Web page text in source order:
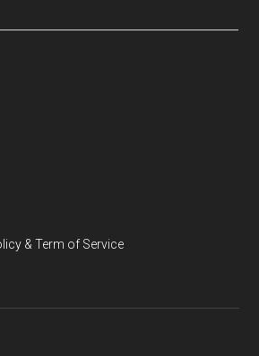
& Term of Service